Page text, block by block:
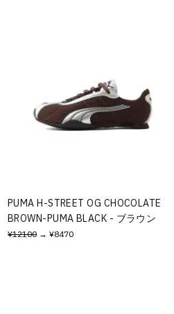
PUMA H-STREET OG CHOCOLATE
BROWN-PUMA BLACK - ブラウン
¥12100 → ¥8470